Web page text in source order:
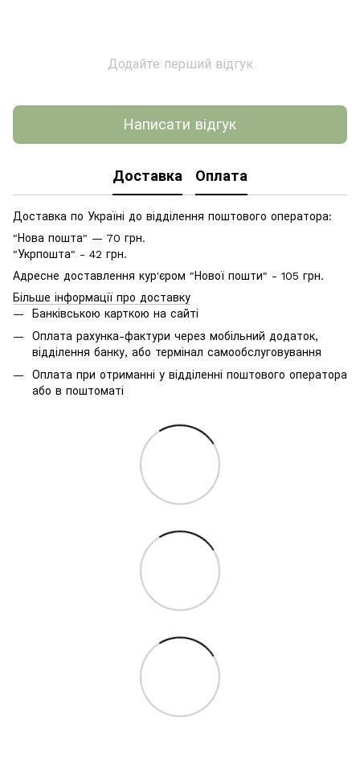
Додайте перший відгук
Написати відгук
Доставка Оплата
Доставка по Україні до відділення поштового оператора:
"Нова пошта" — 70 грн.
"Укрпошта" - 42 грн.
Адресне доставлення кур'єром "Нової пошти" - 105 грн.
Більше інформації про доставку
Банківською карткою на сайті
Оплата рахунка-фактури через мобільний додаток,
відділення банку, або термінал самообслуговування
Оплата при отриманні у відділенні поштового оператора
або в поштоматі